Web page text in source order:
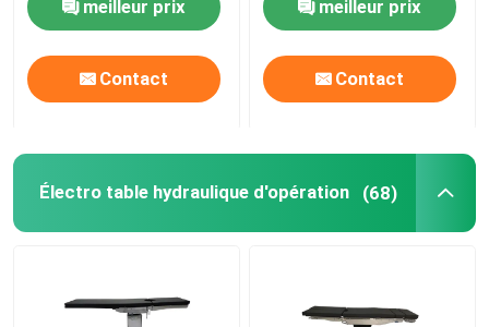
meilleur prix
Contact
meilleur prix
Contact
Électro table hydraulique d'opération (68)